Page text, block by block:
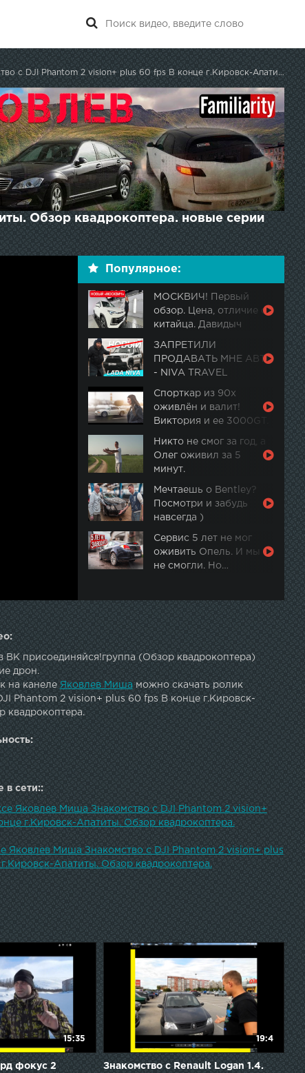
DJI Phantom 2 vision+ plus 60 fps В конце г.Кировск-Апатиты. Обзор квадрокоптера.
Обзор квадрокоптера. новые серии
Популярное:
МОСКВИЧ! Первый
обзор. Цена, отличие от
китайца. Давидыч
ЗАПРЕТИЛИ
ПРОДАВАТЬ МНЕ АВТО
- NIVA TRAVEL
Спорткар из 90х
оживлён и валит!
Виктория и ее 3000GT.
Никто не смог за год, а
Олег оживил за 5
минут.
Мечтаешь о Bentley?
Посмотри и забудь
навсегда )
Сервис 5 лет не мог
оживить Опель. И мы
не смогли. Но…
ВК присоединяйся!группа (Обзор квадрокоптера)
дрон.
на канеле Яковлев Мишаможно скачать ролик
Phantom 2 vision+ plus 60 fps В конце г.Кировск-
квадрокоптера.
в сети::
Яковлев Миша Знакомство с DJI Phantom 2 vision+
г.Кировск-Апатиты. Обзор квадрокоптера.
Яковлев Миша Знакомство с DJI Phantom 2 vision+ plus
Апатиты. Обзор квадрокоптера.
15:35
фокус 2
19:4
Знакомство с Renault Logan 1.4.